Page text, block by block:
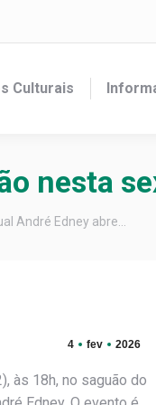
Culturais
nesta
André Edney abre…
4 fev 2026
às 18h, no saguão do